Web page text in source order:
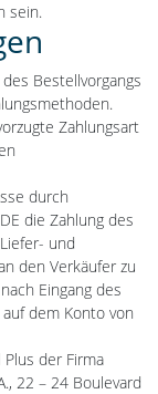
sein.
Bestellvorgangs
Zahlungsart
durch
die Zahlung des
und
den Verkäufer zu
Eingang des
dem Konto von
Plus der Firma
22 – 24 Boulevard